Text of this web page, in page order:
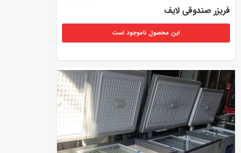
فریزر صندوقی لایف
این محصول ناموجود است